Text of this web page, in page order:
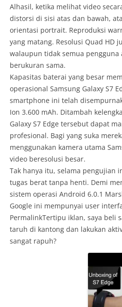
Alhasil, ketika melihat video
distorsi di sisi atas dan bawah,
orientasi portrait. Reproduksi
yang matang. Resolusi Quad HD
walaupun tidak semua pengguna
berukuran sama.
Kapasitas baterai yang besar
operasional Samsung Galaxy S7
smartphone ini telah
Ion 3.600 mAh. Ditambah
Galaxy S7 Edge tersebut dapat
profesional. Bagi yang suka
menggunakan kamera utama
video beresolusi besar.
Tak hanya itu, selama pengujian
tugas berat tanpa henti. Demi
sistem operasi Android 6.0.1
Google ini mempunyai user
PermalinkTertipu iklan, saya beli
taruh di kantong dan lakukan
sangat rapuh?